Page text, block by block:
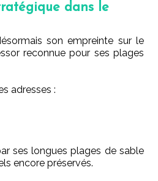
dans le
son empreinte sur le
reconnue pour ses plages
adresses :
ses longues plages de sable
encore préservés.